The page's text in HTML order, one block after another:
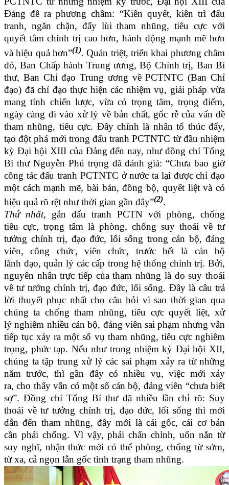
Đảng đề ra phương châm: “Kiên quyết, kiên trì đấu
tranh, ngăn chặn, đẩy lùi tham nhũng, tiêu cực với
quyết tâm chính trị cao hơn, hành động mạnh mẽ hơn
và hiệu quả hơn”(1). Quán triệt, triển khai phương châm
đó, Ban Chấp hành Trung ương, Bộ Chính trị, Ban Bí
thư, Ban Chỉ đạo Trung ương về PCTNTC (Ban Chỉ
đạo) đã chỉ đạo thực hiện các nhiệm vụ, giải pháp vừa
mang tính chiến lược, vừa có trọng tâm, trọng điểm,
ngày càng đi vào xử lý về bản chất, gốc rễ của vấn đề
tham nhũng, tiêu cực. Đây chính là nhân tố thúc đẩy,
tạo đột phá mới trong đấu tranh PCTNTC từ đầu nhiệm
kỳ Đại hội XIII của Đảng đến nay, như đồng chí Tổng
Bí thư Nguyễn Phú trọng đã đánh giá: “Chưa bao giờ
công tác đấu tranh PCTNTC ở nước ta lại được chỉ đạo
một cách mạnh mẽ, bài bản, đồng bộ, quyết liệt và có
hiệu quả rõ rệt như thời gian gần đây”(2).
Thứ nhất, gắn đấu tranh PCTN với phòng, chống
tiêu cực, trọng tâm là phòng, chống suy thoái về tư
tưởng chính trị, đạo đức, lối sống trong cán bộ, đảng
viên, công chức, viên chức, trước hết là cán bộ
lãnh đạo, quản lý các cấp trong hệ thống chính trị. Bởi,
nguyên nhân trực tiếp của tham nhũng là do suy thoái
về tư tưởng chính trị, đạo đức, lối sống. Đây là câu trả
lời thuyết phục nhất cho câu hỏi vì sao thời gian qua
chúng ta chống tham nhũng, tiêu cực quyết liệt, xử
lý nghiêm nhiều cán bộ, đảng viên sai phạm nhưng vẫn
tiếp tục xảy ra một số vụ tham nhũng, tiêu cực nghiêm
trọng, phức tạp. Nếu như trong nhiệm kỳ Đại hội XII,
chúng ta tập trung xử lý các sai phạm xảy ra từ những
năm trước, thì gần đây có nhiều vụ, việc mới xảy
ra, cho thấy vẫn có một số cán bộ, đảng viên “chưa biết
sợ”. Đồng chí Tổng Bí thư đã nhiều lần chỉ rõ: Suy
thoái về tư tưởng chính trị, đạo đức, lối sống thì mới
dẫn đến tham nhũng, đây mới là cái gốc, cái cơ bản
cần phải chống. Vì vậy, phải chấn chỉnh, uốn nắn từ
suy nghĩ, nhận thức mới có thể phòng, chống từ sớm,
từ xa, cả ngọn lẫn gốc tình trạng tham nhũng.